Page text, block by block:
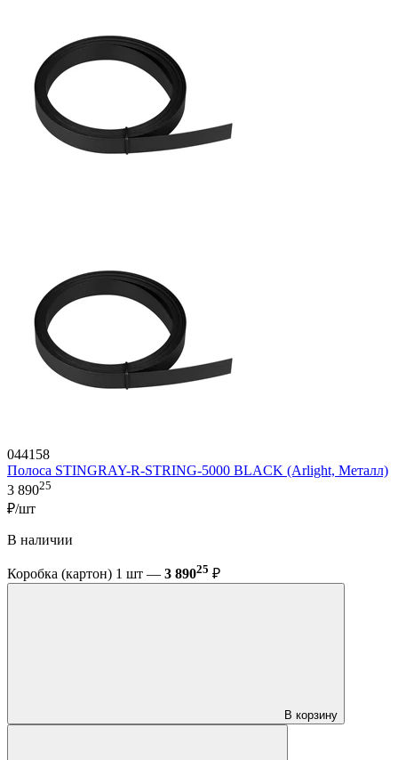
044158
Полоса STINGRAY-R-STRING-5000 BLACK (Arlight, Металл)
3 89025
₽/шт
В наличии
Коробка (картон) 1 шт — 3 89025 ₽
В корзину